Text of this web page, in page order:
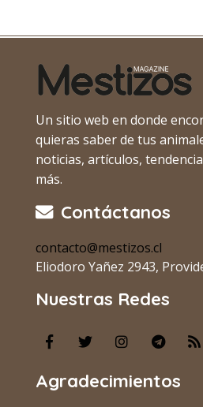
Un sitio web en donde
quieras saber de tus
noticias, artículos,
más.
Contáctanos
contacto@mestizos.cl
Eliodoro Yañez 2943,
Nuestras Redes
Agradecimientos